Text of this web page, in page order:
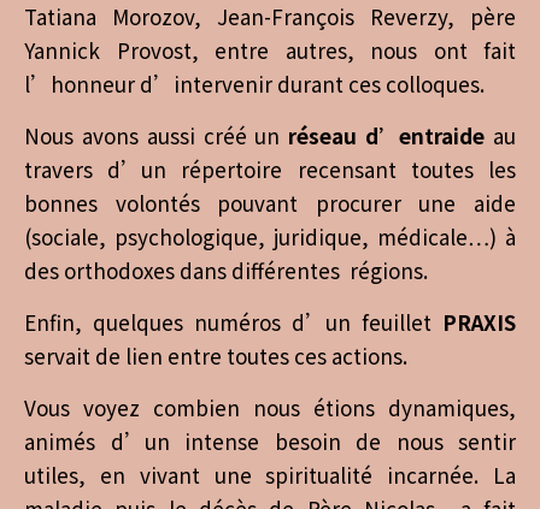
Tatiana Morozov, Jean-François Reverzy, père
Yannick Provost, entre autres, nous ont fait
l’honneur d’intervenir durant ces colloques.
Nous avons aussi créé un réseau d’entraide au
travers d’un répertoire recensant toutes les
bonnes volontés pouvant procurer une aide
(sociale, psychologique, juridique, médicale…) à
des orthodoxes dans différentes régions.
Enfin, quelques numéros d’un feuillet PRAXIS
servait de lien entre toutes ces actions.
Vous voyez combien nous étions dynamiques,
animés d’un intense besoin de nous sentir
utiles, en vivant une spiritualité incarnée. La